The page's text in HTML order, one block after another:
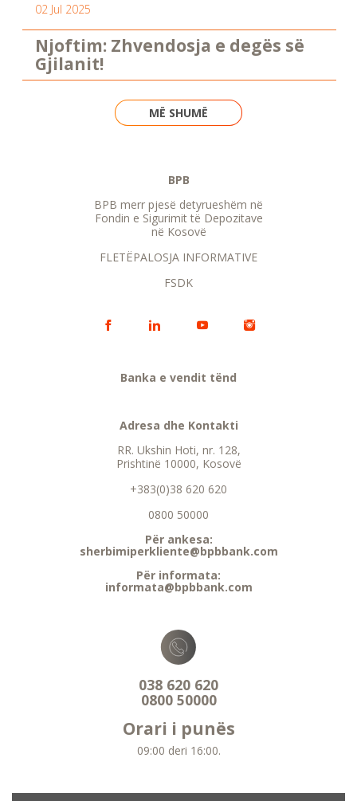
02 Jul 2025
Njoftim: Zhvendosja e degës së
Gjilanit!
MË SHUMË
BPB
BPB merr pjesë detyrueshëm në
Fondin e Sigurimit të Depozitave
në Kosovë
FLETËPALOSJA INFORMATIVE
FSDK
Banka e vendit tënd
Adresa dhe Kontakti
RR. Ukshin Hoti, nr. 128,
Prishtinë 10000, Kosovë
+383(0)38 620 620
0800 50000
Për ankesa:
sherbimiperkliente@bpbbank.com
Për informata:
informata@bpbbank.com
038 620 620
0800 50000
Orari i punës
09:00 deri 16:00.